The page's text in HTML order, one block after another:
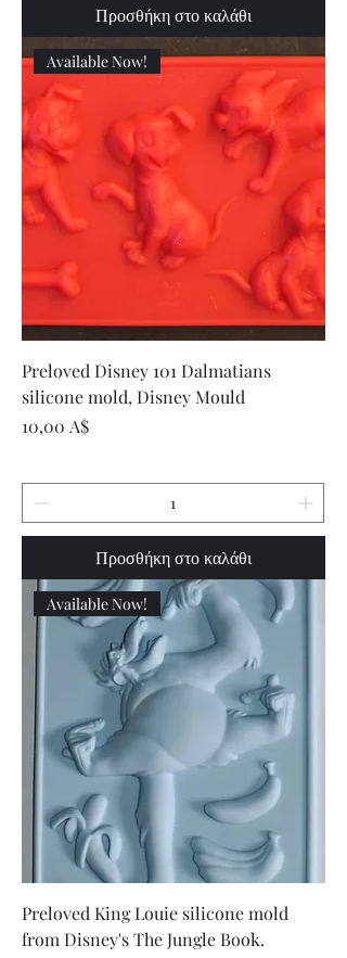
Προσθήκη στο καλάθι
Available Now!
Preloved Disney 101 Dalmatians
silicone mold, Disney Mould
Τιμή
10,00 A$
Προσθήκη στο καλάθι
Available Now!
Preloved King Louie silicone mold
from Disney's The Jungle Book.